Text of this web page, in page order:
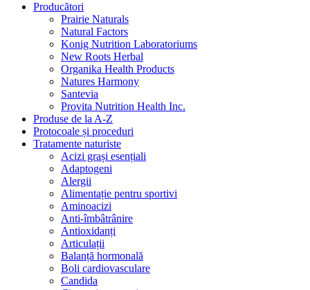
Producători
Prairie Naturals
Natural Factors
Konig Nutrition Laboratoriums
New Roots Herbal
Organika Health Products
Natures Harmony
Santevia
Provita Nutrition Health Inc.
Produse de la A-Z
Protocoale și proceduri
Tratamente naturiste
Acizi grași esențiali
Adaptogeni
Alergii
Alimentație pentru sportivi
Aminoacizi
Anti-îmbâtrânire
Antioxidanți
Articulații
Balanță hormonală
Boli cardiovasculare
Candida